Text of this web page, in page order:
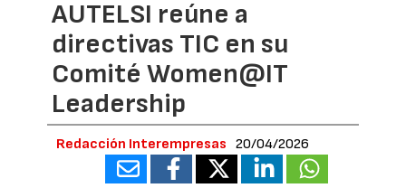
AUTELSI reúne a
directivas TIC en su
Comité Women@IT
Leadership
Redacción Interempresas 20/04/2026